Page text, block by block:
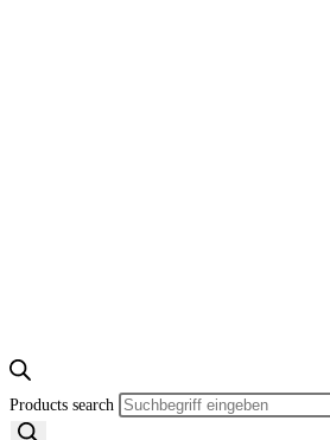
Products search